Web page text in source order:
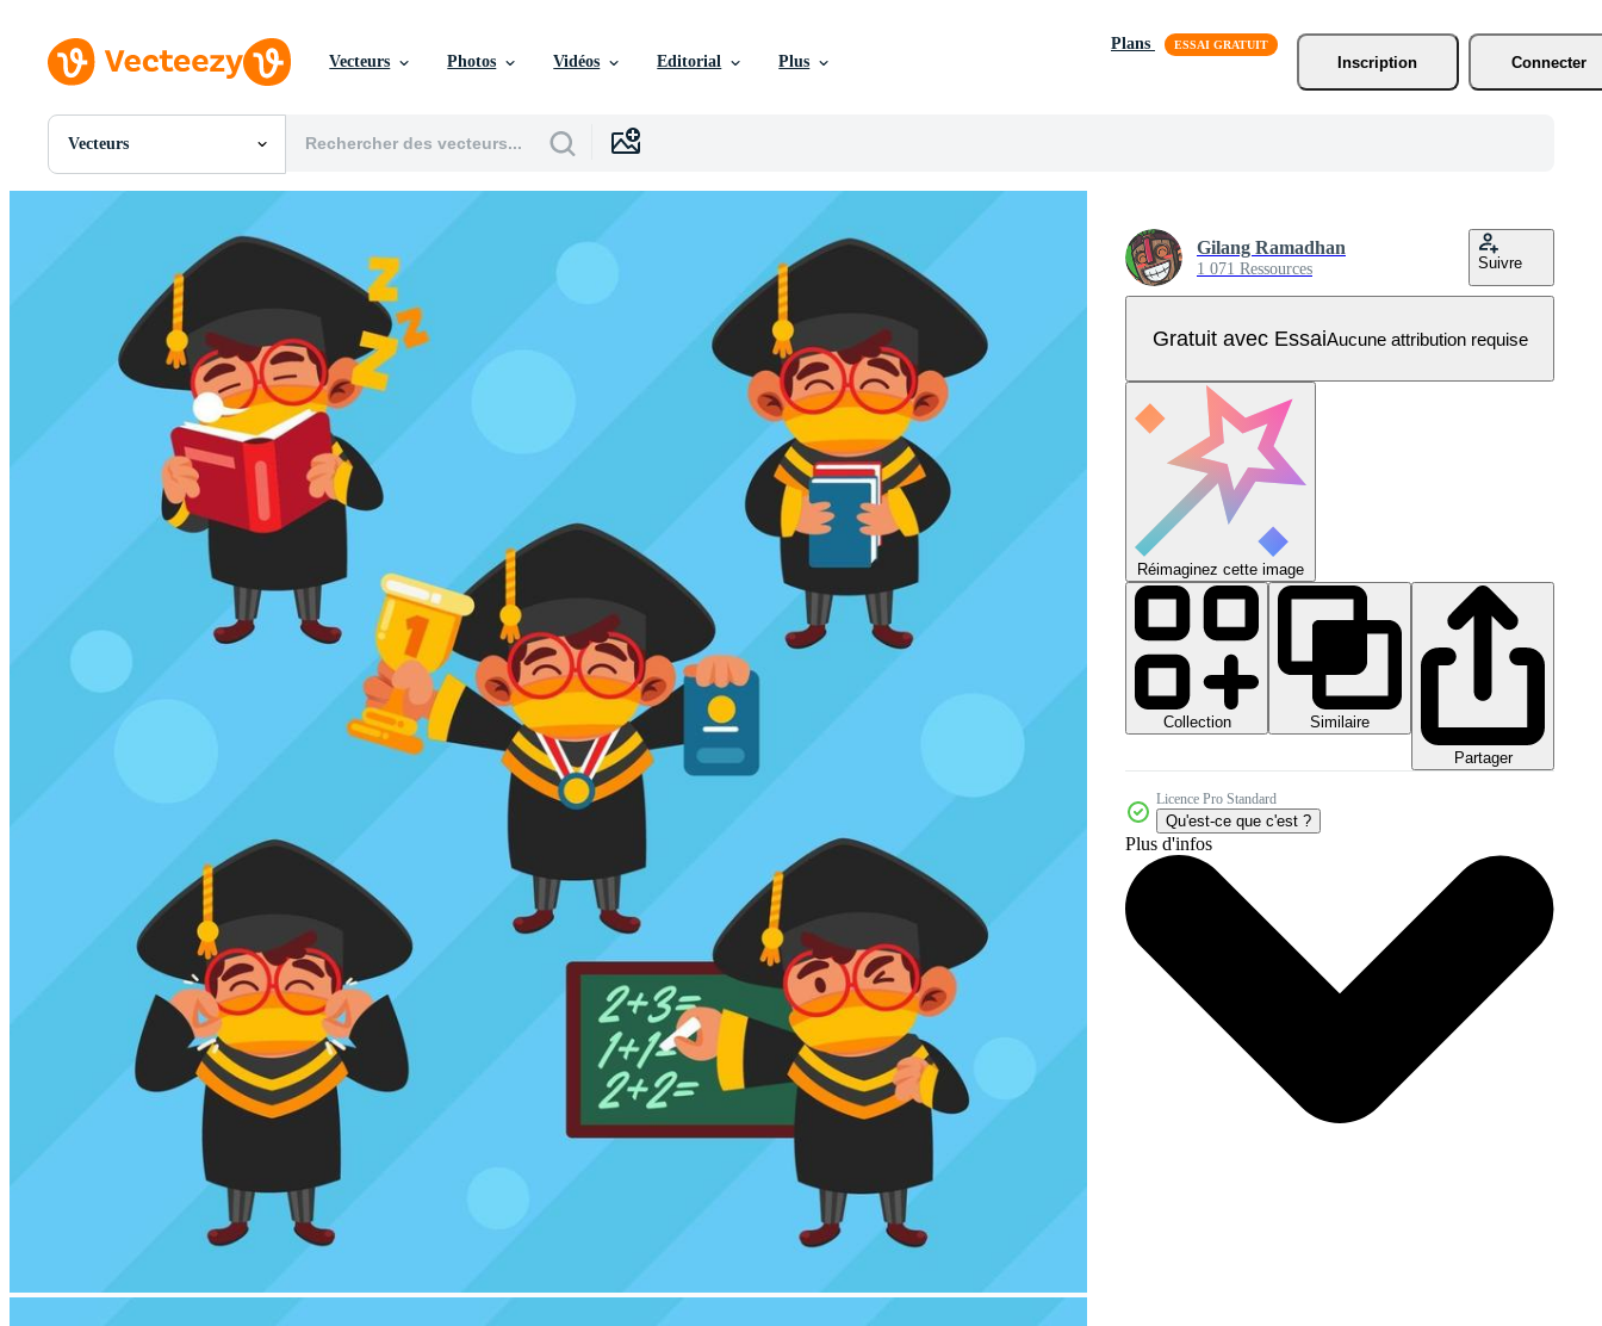
Vecteurs Photos Vidéos Editorial Plus
Plans
Inscription
Connecter
Vecteurs
Toutes Images
Modèles
Vecteurs
Vidéos
Motion graphics
Images Éditoriales
Événements Éditoriaux
Gilang Ramadhan
1 071 Ressources Suivre
Gratuit avec EssaiAucune attribution requise
Réimaginez cette image
Collection
Similaire
Partager
Licence Pro Standard
Qu'est-ce que c'est ?
Plus d'infos